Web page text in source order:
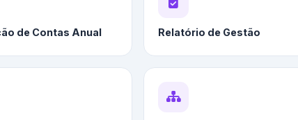
de Contas Anual Relatório de Gestão